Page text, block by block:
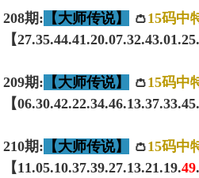
208期: 【大师传说】 👛15码中
【
209期: 【大师传说】 👛15码中
【
210期: 【大师传说】 👛15码中
【11.05.10.37.39.27.13.21.19.49